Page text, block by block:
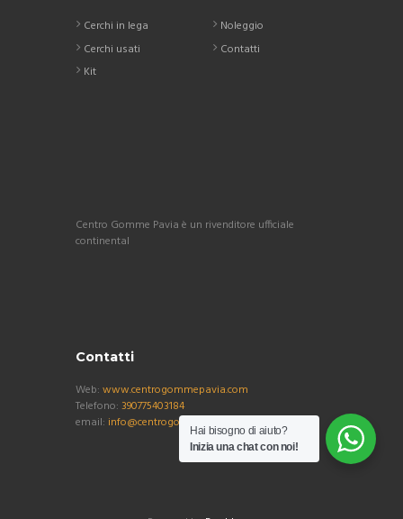
Cerchi in lega
Cerchi usati
Kit
Noleggio
Contatti
Centro Gomme Pavia è un rivenditore ufficiale
continental
Contatti
Web: www.centrogommepavia.com
Telefono: 390775403184
email: info@centrogommepavia.com
Hai bisogno di aiuto?
Inizia una chat con noi!